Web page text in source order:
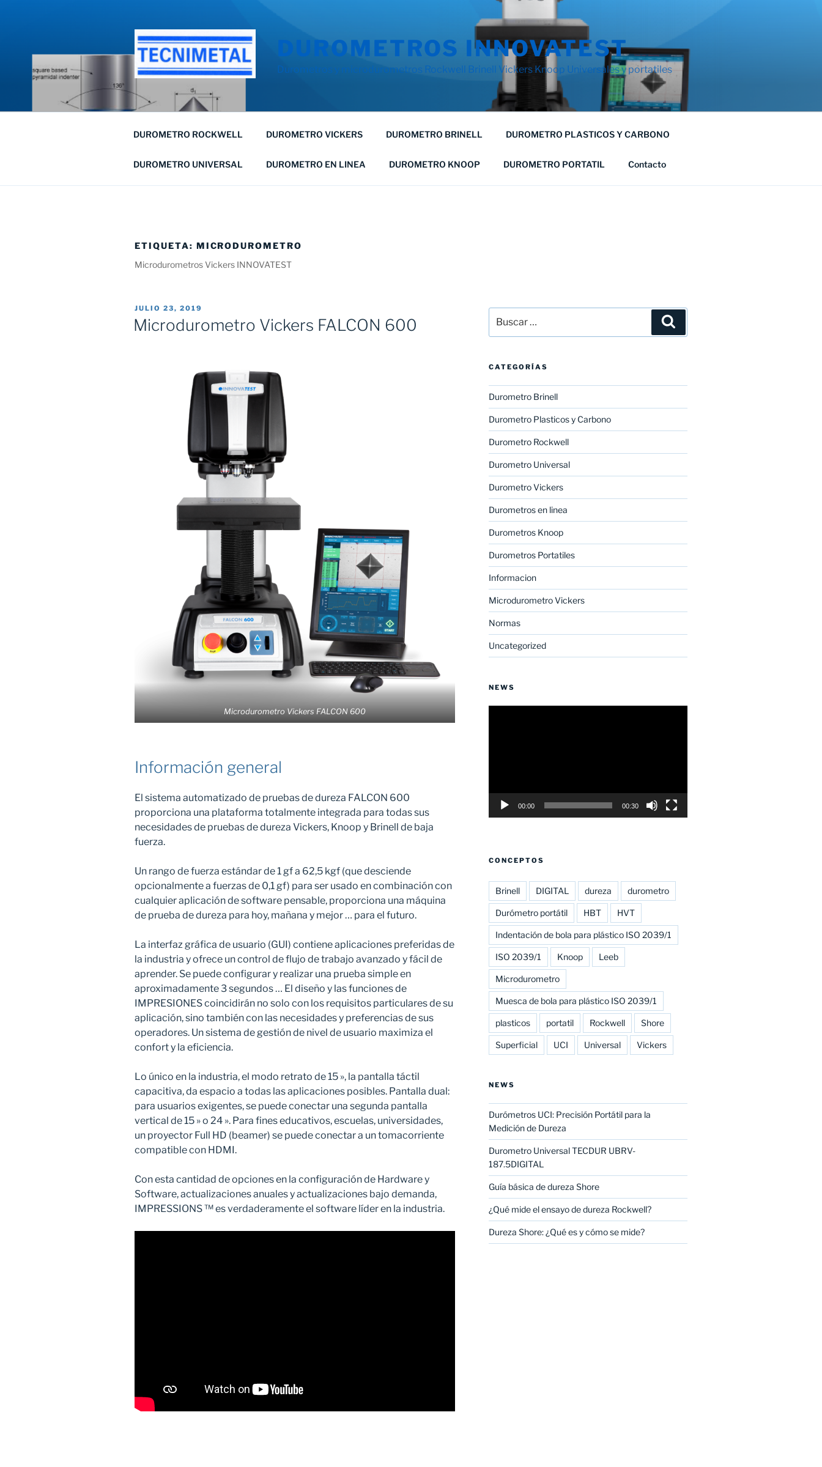
DUROMETROS INNOVATEST
Durometros y microdurometros Rockwell Brinell Vickers Knoop Universales y portatiles
DUROMETRO ROCKWELL DUROMETRO VICKERS DUROMETRO BRINELL DUROMETRO PLASTICOS Y CARBONO
DUROMETRO UNIVERSAL DUROMETRO EN LINEA DUROMETRO KNOOP DUROMETRO PORTATIL Contacto
ETIQUETA: MICRODUROMETRO
Microdurometros Vickers INNOVATEST
PUBLICADO
EL
JULIO 23, 2019
Microdurometro Vickers FALCON 600
Microdurometro Vickers FALCON 600
Información general
El sistema automatizado de pruebas de dureza FALCON 600
proporciona una plataforma totalmente integrada para todas sus
necesidades de pruebas de dureza Vickers, Knoop y Brinell de baja
fuerza.
Un rango de fuerza estándar de 1 gf a 62,5 kgf (que desciende
opcionalmente a fuerzas de 0,1 gf) para ser usado en combinación con
cualquier aplicación de software pensable, proporciona una máquina
de prueba de dureza para hoy, mañana y mejor … para el futuro.
La interfaz gráfica de usuario (GUI) contiene aplicaciones preferidas de
la industria y ofrece un control de flujo de trabajo avanzado y fácil de
aprender. Se puede configurar y realizar una prueba simple en
aproximadamente 3 segundos … El diseño y las funciones de
IMPRESIONES coincidirán no solo con los requisitos particulares de su
aplicación, sino también con las necesidades y preferencias de sus
operadores. Un sistema de gestión de nivel de usuario maximiza el
confort y la eficiencia.
Lo único en la industria, el modo retrato de 15 », la pantalla táctil
capacitiva, da espacio a todas las aplicaciones posibles. Pantalla dual:
para usuarios exigentes, se puede conectar una segunda pantalla
vertical de 15 » o 24 ». Para fines educativos, escuelas, universidades,
un proyector Full HD (beamer) se puede conectar a un tomacorriente
compatible con HDMI.
Con esta cantidad de opciones en la configuración de Hardware y
Software, actualizaciones anuales y actualizaciones bajo demanda,
IMPRESSIONS ™ es verdaderamente el software líder en la industria.
por:
CATEGORÍAS
Durometro Brinell
Durometro Plasticos y Carbono
Durometro Rockwell
Durometro Universal
Durometro Vickers
Durometros en linea
Durometros Knoop
Durometros Portatiles
Informacion
Microdurometro Vickers
Normas
Uncategorized
NEWS
00:00 00:30
CONCEPTOS
Brinell DIGITAL dureza durometro
Durómetro portátil HBT HVT
Indentación de bola para plástico ISO 2039/1
ISO 2039/1 Knoop Leeb
Microdurometro
Muesca de bola para plástico ISO 2039/1
plasticos portatil Rockwell Shore
Superficial UCI Universal Vickers
NEWS
Durómetros UCI: Precisión Portátil para la
Medición de Dureza
Durometro Universal TECDUR UBRV-
187.5DIGITAL
Guía básica de dureza Shore
¿Qué mide el ensayo de dureza Rockwell?
Dureza Shore: ¿Qué es y cómo se mide?